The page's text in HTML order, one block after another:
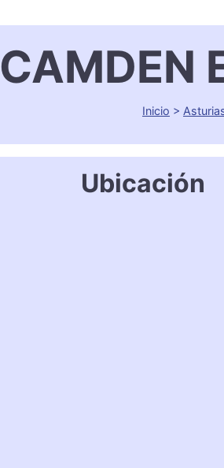
CAMDEN
Inicio >
Ubicación